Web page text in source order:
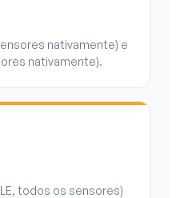
nativamente) e
nativamente).
todos os sensores)